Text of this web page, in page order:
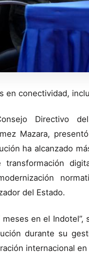
en conectividad,
Directivo
Mazara,
ha alcanzado
del Estado.
en el Indotel”,
durante su
internacional